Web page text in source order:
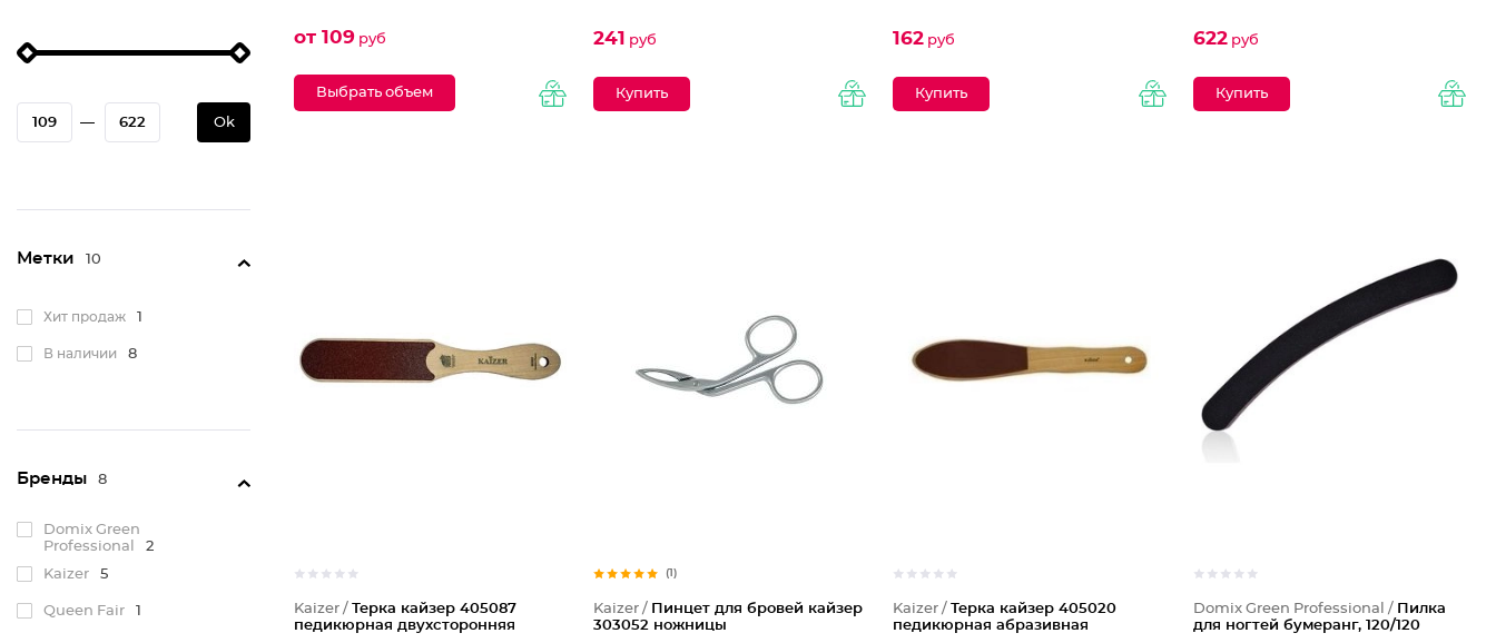
— Ok
Метки 10
Хит продаж 1
В наличии 8
Бренды 8
Domix Green
Professional
2
Kaizer
5
Queen Fair 1
от 109руб
Выбрать объем
241 руб 162 руб 622руб
Kaizer /
Терка кайзер 405087
педикюрная двухсторонняя
(1)
Kaizer /
Пинцет для бровей кайзер
303052 ножницы
Kaizer /
Терка кайзер 405020
педикюрная абразивная
Domix Green Professional /
Пилка
для ногтей бумеранг, 120/120